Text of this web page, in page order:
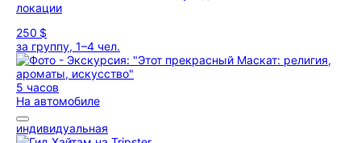
локации
250 $
за группу, 1–4 чел.
5 часов
На автомобиле
индивидуальная